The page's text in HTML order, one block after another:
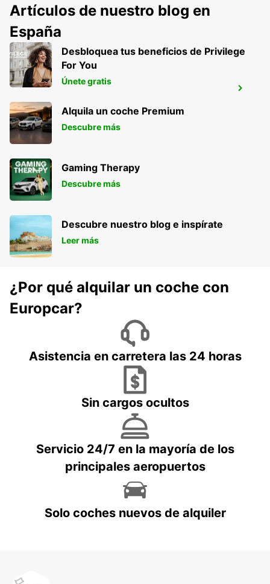
MAUBEUGE - FRANCE
MAUBEUGE - FRANCE
Artículos de nuestro blog en
España
Desbloquea tus beneficios de Privilege
For You
Únete gratis
Alquila un coche Premium
Descubre más
Gaming Therapy
Descubre más
Descubre nuestro blog e inspírate
Leer más
¿Por qué alquilar un coche con
Europcar?
Asistencia en carretera las 24 horas
Sin cargos ocultos
Servicio 24/7 en la mayoría de los
principales aeropuertos
Solo coches nuevos de alquiler